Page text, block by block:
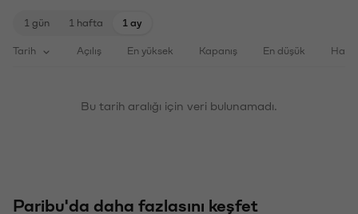
1 gün 1 hafta 1 ay
Tarih Açılış En yüksek Kapanış En düşük
Bu tarih aralığı için veri bulunamadı.
Paribu'da daha fazlasını keşfet